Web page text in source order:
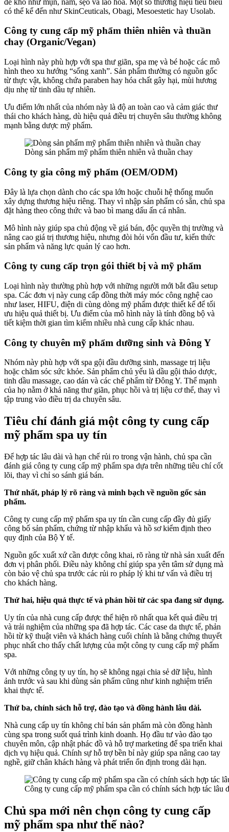
có thể kể đến như SkinCeuticals, Obagi, Mesoestetic hay Usolab.
Công ty cung cấp mỹ phẩm thiên nhiên và thuần
chay (Organic/Vegan)
Loại hình này phù hợp với spa thư giãn, spa mẹ và bé hoặc các mô
hình theo xu hướng “sống xanh”. Sản phẩm thường có nguồn gốc
từ thực vật, không chứa paraben hay hóa chất gây hại, mùi hương
dịu nhẹ từ tinh dầu tự nhiên.
Ưu điểm lớn nhất của nhóm này là độ an toàn cao và cảm giác thư
thái cho khách hàng, dù hiệu quả điều trị chuyên sâu thường không
mạnh bằng dược mỹ phẩm.
Dòng sản phẩm mỹ phẩm thiên nhiên và thuần chay
Công ty gia công mỹ phẩm (OEM/ODM)
Đây là lựa chọn dành cho các spa lớn hoặc chuỗi hệ thống muốn
xây dựng thương hiệu riêng. Thay vì nhập sản phẩm có sẵn, chủ spa
đặt hàng theo công thức và bao bì mang dấu ấn cá nhân.
Mô hình này giúp spa chủ động về giá bán, độc quyền thị trường và
nâng cao giá trị thương hiệu, nhưng đòi hỏi vốn đầu tư, kiến thức
sản phẩm và năng lực quản lý cao hơn.
Công ty cung cấp trọn gói thiết bị và mỹ phẩm
Loại hình này thường phù hợp với những người mới bắt đầu setup
spa. Các đơn vị này cung cấp đồng thời máy móc công nghệ cao
như laser, HIFU, điện di cùng dòng mỹ phẩm được thiết kế để tối
ưu hiệu quả thiết bị. Ưu điểm của mô hình này là tính đồng bộ và
tiết kiệm thời gian tìm kiếm nhiều nhà cung cấp khác nhau.
Công ty chuyên mỹ phẩm dưỡng sinh và Đông Y
Nhóm này phù hợp với spa gội đầu dưỡng sinh, massage trị liệu
hoặc chăm sóc sức khỏe. Sản phẩm chủ yếu là dầu gội thảo dược,
tinh dầu massage, cao dán và các chế phẩm từ Đông Y. Thế mạnh
của họ nằm ở khả năng thư giãn, phục hồi và trị liệu cơ thể, thay vì
tập trung vào điều trị da chuyên sâu.
Tiêu chí đánh giá một công ty cung cấp
mỹ phẩm spa uy tín
Để hợp tác lâu dài và hạn chế rủi ro trong vận hành, chủ spa cần
đánh giá công ty cung cấp mỹ phẩm spa dựa trên những tiêu chí cốt
lõi, thay vì chỉ so sánh giá bán.
Thứ nhất, pháp lý rõ ràng và minh bạch về nguồn gốc sản
phẩm.
Công ty cung cấp mỹ phẩm spa uy tín cần cung cấp đầy đủ giấy
công bố sản phẩm, chứng từ nhập khẩu và hồ sơ kiểm định theo
quy định của Bộ Y tế.
Nguồn gốc xuất xứ cần được công khai, rõ ràng từ nhà sản xuất đến
đơn vị phân phối. Điều này không chỉ giúp spa yên tâm sử dụng mà
còn bảo vệ chủ spa trước các rủi ro pháp lý khi tư vấn và điều trị
cho khách hàng.
Thứ hai, hiệu quả thực tế và phản hồi từ các spa đang sử dụng.
Uy tín của nhà cung cấp được thể hiện rõ nhất qua kết quả điều trị
và trải nghiệm của những spa đã hợp tác. Các case da thực tế, phản
hồi từ kỹ thuật viên và khách hàng cuối chính là bằng chứng thuyết
phục nhất cho thấy chất lượng của một công ty cung cấp mỹ phẩm
spa.
Với những công ty uy tín, họ sẽ không ngại chia sẻ dữ liệu, hình
ảnh trước và sau khi dùng sản phẩm cũng như kinh nghiệm triển
khai thực tế.
Thứ ba, chính sách hỗ trợ, đào tạo và đồng hành lâu dài.
Nhà cung cấp uy tín không chỉ bán sản phẩm mà còn đồng hành
cùng spa trong suốt quá trình kinh doanh. Họ đầu tư vào đào tạo
chuyên môn, cập nhật phác đồ và hỗ trợ marketing để spa triển khai
dịch vụ hiệu quả. Chính sự hỗ trợ bền bỉ này giúp spa nâng cao tay
nghề, giữ chân khách hàng và phát triển ổn định trong dài hạn.
Công ty cung cấp mỹ phẩm spa cần có chính sách hợp tác lâu
Chủ spa mới nên chọn công ty cung cấp
mỹ phẩm spa như thế nào?